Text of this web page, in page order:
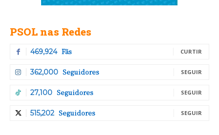
PSOL nas Redes
469,924 Fãs CURTIR
362,000 Seguidores SEGUIR
27,100 Seguidores SEGUIR
515,202 Seguidores SEGUIR